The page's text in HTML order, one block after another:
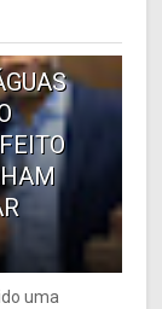
uma